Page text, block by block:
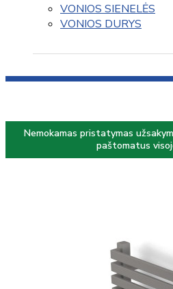
VONIOS SIENELĖS
VONIOS DURYS
Nemokamas pristatymas
paštomatus